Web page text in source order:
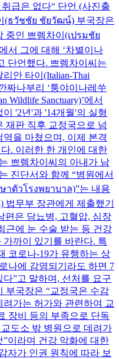
급은 없다“ 단언 (사진출
(ธวัชชัย ชัยวัฒน์) 부국장은
중인 쁘렘차이(เปรมชัย
서 그에 대해 ‘차별이나
단언했다. 쁘렘차이씨는
안 타이(Italian-Thai
짜나부리 ‘퉁야이나레쑤
Wildlife Sanctuary)’에서
'2년'과 '14개월'의 실형
재판 직후 교정국으로 넘
을 마쳤으며, 이제 본격
. 이러한 한 개인에 대한
쁘렘차이씨의 아내가 남
진단서와 함께 “병원에서
าตัวโรงพยาบาล)”는 내용
무부 장관에게 제출했기
편은 당뇨병, 고혈압, 심장
근에 눈 수술 받는 등 건강
까이 있기를 바란다. 특
코로나-19가 유행하는 상
나에 감염되기라도 하면 7
”고 말하며, 선처를 요구
부국장은 “교정국은 수감
가는 허가와 관련하여 교
장비 등의 부족으로 단독
도소 밖 병원으로 데려가
이라며 건강 악화에 대한
자가 인권 원칙에 따라 보